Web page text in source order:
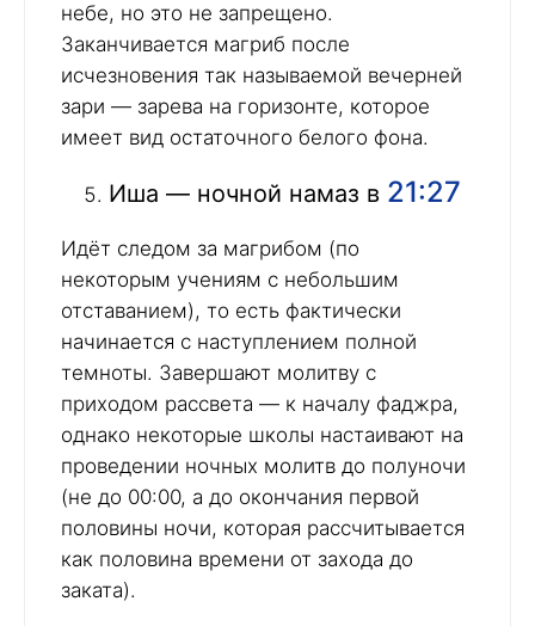
небе, но это не запрещено.
Заканчивается магриб после
исчезновения так называемой вечерней
зари — зарева на горизонте, которое
имеет вид остаточного белого фона.
Иша — ночной намаз в 21:27
Идёт следом за магрибом (по
некоторым учениям с небольшим
отставанием), то есть фактически
начинается с наступлением полной
темноты. Завершают молитву с
приходом рассвета — к началу фаджра,
однако некоторые школы настаивают на
проведении ночных молитв до полуночи
(не до 00:00, а до окончания первой
половины ночи, которая рассчитывается
как половина времени от захода до
заката).